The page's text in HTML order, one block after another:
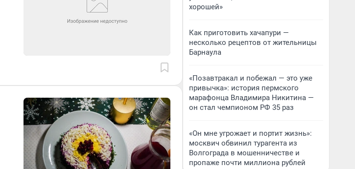
хорошей»
Как приготовить хачапури —
несколько рецептов от жительницы
Барнаула
«Позавтракал и побежал — это уже
привычка»: история пермского
марафонца Владимира Никитина —
он стал чемпионом РФ 35 раз
«Он мне угрожает и портит жизнь»:
москвич обвинил турагента из
Волгограда в мошенничестве и
пропаже почти миллиона рублей